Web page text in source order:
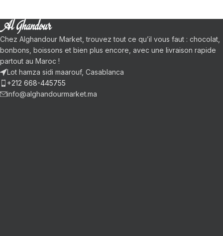
Chez Alghandour Market, trouvez tout ce qu’il vous faut : chocolat,
bonbons, boissons et bien plus encore, avec une livraison rapide
partout au Maroc !
Lot hamza sidi maarouf, Casablanca
+212 668-445755
info@alghandourmarket.ma